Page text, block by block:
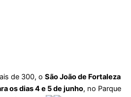
de 300, o São João de Fortaleza
os dias 4 e 5 de junho, no Parque